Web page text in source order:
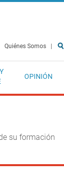
Quiénes Somos
OPINIÓN
su formación